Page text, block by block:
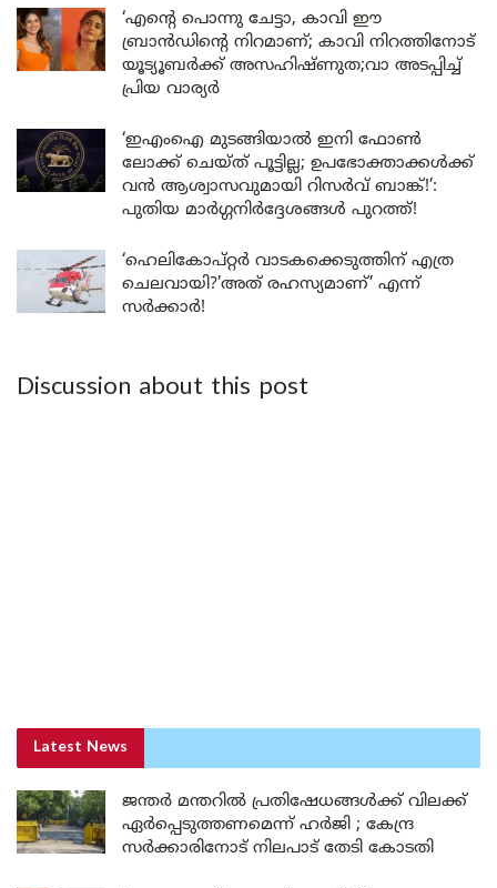
‘എന്റെ പൊന്നു ചേട്ടാ, കാവി ഈ
ബ്രാൻഡിന്റെ നിറമാണ്; കാവി നിറത്തിനോട്
യൂട്യൂബർക്ക് അസഹിഷ്ണുത;വാ അടപ്പിച്ച്
പ്രിയ വാര്യർ
‘ഇഎംഐ മുടങ്ങിയാൽ ഇനി ഫോൺ
ലോക്ക് ചെയ്ത് പൂട്ടില്ല; ഉപഭോക്താക്കൾക്ക്
വൻ ആശ്വാസവുമായി റിസർവ് ബാങ്ക്!’:
പുതിയ മാർഗ്ഗനിർദ്ദേശങ്ങൾ പുറത്ത്!
‘ഹെലികോപ്റ്റർ വാടകക്കെടുത്തിന് എത്ര
ചെലവായി?’അത് രഹസ്യമാണ്’ എന്ന്
സർക്കാർ!
Discussion about this post
Latest News
ജന്തർ മന്തറിൽ പ്രതിഷേധങ്ങൾക്ക് വിലക്ക്
ഏർപ്പെടുത്തണമെന്ന് ഹർജി ; കേന്ദ്ര
സർക്കാരിനോട് നിലപാട് തേടി കോടതി